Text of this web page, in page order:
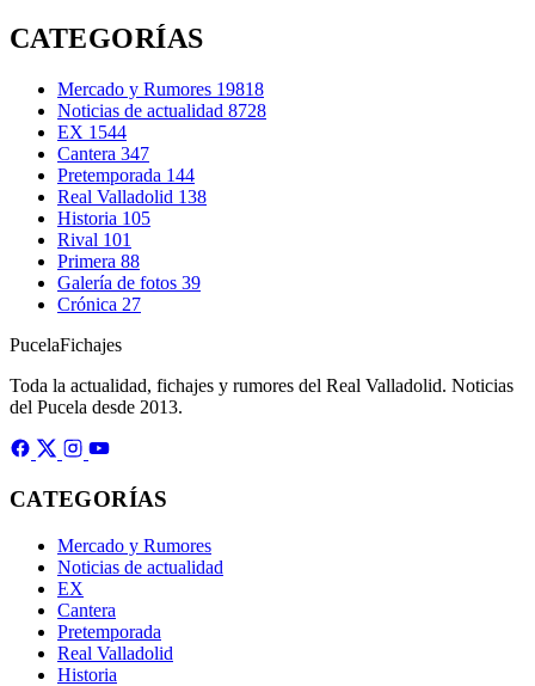
CATEGORÍAS
Mercado y Rumores 19818
Noticias de actualidad 8728
EX 1544
Cantera 347
Pretemporada 144
Real Valladolid 138
Historia 105
Rival 101
Primera 88
Galería de fotos 39
Crónica 27
PucelaFichajes
Toda la actualidad, fichajes y rumores del Real Valladolid. Noticias
del Pucela desde 2013.
CATEGORÍAS
Mercado y Rumores
Noticias de actualidad
EX
Cantera
Pretemporada
Real Valladolid
Historia